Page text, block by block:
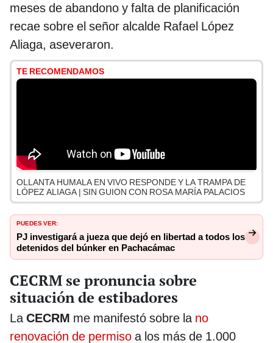
meses de abandono y falta de planificación
recae sobre el señor alcalde Rafael López
Aliaga, aseveraron.
TE RECOMENDAMOS
OLLANTA HUMALA EN VIVO RESPONDE Y LA TRAMPA DE
LÓPEZ ALIAGA | SIN GUION CON ROSA MARÍA PALACIOS
PUEDES VER:
PJ investigará a jueza que dejó en libertad a todos los
detenidos del búnker en Pachacámac
CECRM se pronuncia sobre
situación de estibadores
LaCECRM me manifestó sobre la no
renovación de permiso a los más de 1.000